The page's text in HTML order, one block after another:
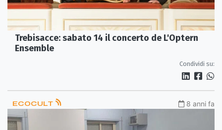
Trebisacce: sabato 14 il concerto de L'Optern
Ensemble
Condividi su:
ECOCULT 8 anni fa